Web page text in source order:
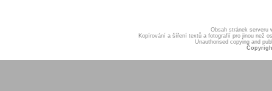
Obsah stránek serveru
Kopírování a šíření textů a fotografií pro jinou než
Unauthorised copying and